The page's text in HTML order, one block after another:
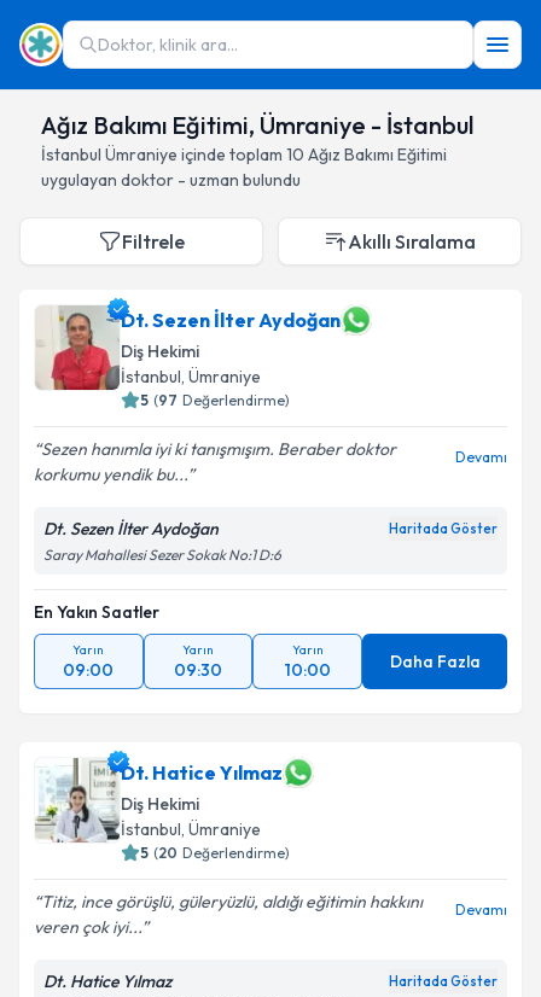
Doktor, klinik ara...
Ağız Bakımı Eğitimi, Ümraniye - İstanbul
İstanbul Ümraniye içinde toplam 10 Ağız Bakımı Eğitimi
uygulayan doktor - uzman bulundu
Filtrele Akıllı Sıralama
Dt. Sezen İlter Aydoğan
Diş Hekimi
İstanbul, Ümraniye
5 (97 Değerlendirme)
Sezen hanımla iyi ki tanışmışım. Beraber doktor
korkumu yendik bu...
Devamı
Dt. Sezen İlter Aydoğan Haritada Göster
Saray Mahallesi Sezer Sokak No:1 D:6
En Yakın Saatler
Yarın
09:00
Yarın
09:30
Yarın
10:00 Daha Fazla
Dt. Hatice Yılmaz
Diş Hekimi
İstanbul, Ümraniye
5 (20 Değerlendirme)
Titiz, ince görüşlü, güleryüzlü, aldığı eğitimin hakkını
veren çok iyi...
Devamı
Dt. Hatice Yılmaz Haritada Göster